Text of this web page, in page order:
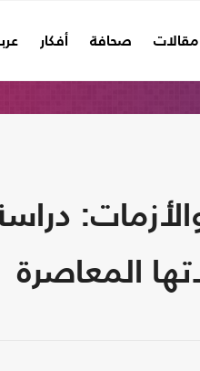
مقالات صحافة أفكار
المعاصرة